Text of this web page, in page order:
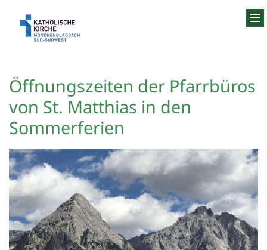
Öffnungszeiten der Pfarrbüros
von St. Matthias in den
Sommerferien